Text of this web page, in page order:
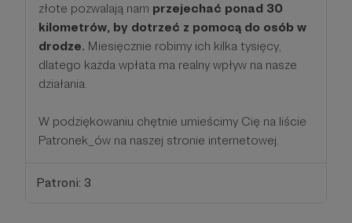
złote pozwalają nam przejechać ponad 30
kilometrów, by dotrzeć z pomocą do osób w
drodze. Miesięcznie robimy ich kilka tysięcy,
dlatego każda wpłata ma realny wpływ na nasze
działania.
W podziękowaniu chętnie umieścimy Cię na liście
Patronek_ów na naszej stronie internetowej.
Patroni: 3